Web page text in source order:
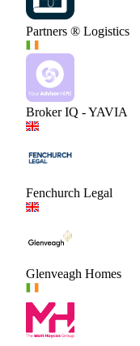
Partners ® Logistics
Broker IQ - YAVIA
Fenchurch Legal
Glenveagh Homes